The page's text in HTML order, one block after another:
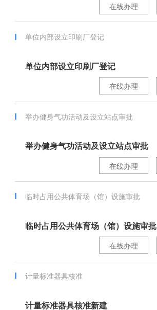
在线办理
单位内部设立印刷厂登记
单位内部设立印刷厂登记
在线办理
举办健身气功活动及设立站点审批
举办健身气功活动及设立站点审批
在线办理
临时占用公共体育场（馆）设施审批
临时占用公共体育场（馆）设施审批
在线办理
计量标准器具核准
计量标准器具核准新建